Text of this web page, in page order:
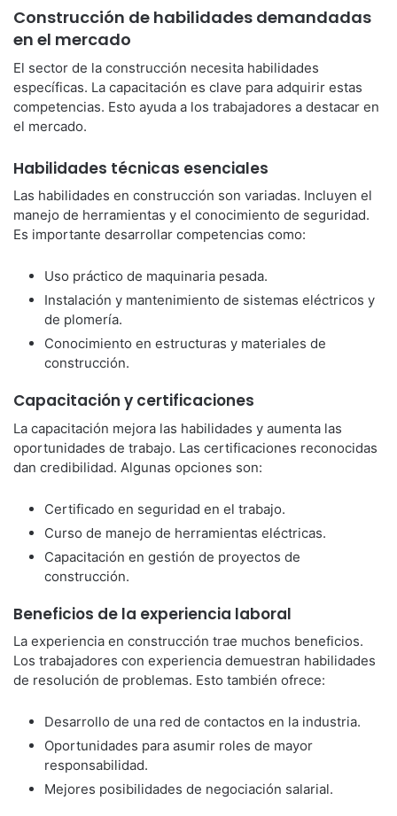
Construcción de habilidades demandadas
en el mercado
El sector de la construcción necesita habilidades
específicas. La capacitación es clave para adquirir estas
competencias. Esto ayuda a los trabajadores a destacar en
el mercado.
Habilidades técnicas esenciales
Las habilidades en construcción son variadas. Incluyen el
manejo de herramientas y el conocimiento de seguridad.
Es importante desarrollar competencias como:
Uso práctico de maquinaria pesada.
Instalación y mantenimiento de sistemas eléctricos y
de plomería.
Conocimiento en estructuras y materiales de
construcción.
Capacitación y certificaciones
La capacitación mejora las habilidades y aumenta las
oportunidades de trabajo. Las certificaciones reconocidas
dan credibilidad. Algunas opciones son:
Certificado en seguridad en el trabajo.
Curso de manejo de herramientas eléctricas.
Capacitación en gestión de proyectos de
construcción.
Beneficios de la experiencia laboral
La experiencia en construcción trae muchos beneficios.
Los trabajadores con experiencia demuestran habilidades
de resolución de problemas. Esto también ofrece:
Desarrollo de una red de contactos en la industria.
Oportunidades para asumir roles de mayor
responsabilidad.
Mejores posibilidades de negociación salarial.